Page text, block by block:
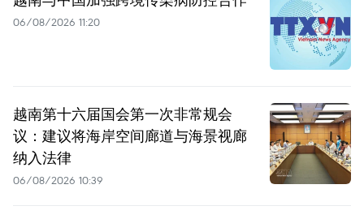
06/08/2026 11:20
越南第十六届国会第一次非常规会
议：建议将海岸空间廊道与海景视廊
纳入法律
06/08/2026 10:39